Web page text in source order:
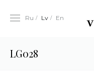
Ru Lv En
LG028